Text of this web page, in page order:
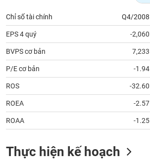
Chỉ số tài chính Q4/2008
EPS 4 quý -2,060
BVPS cơ bản 7,233
P/E cơ bản -1.94
ROS -32.60
ROEA -2.57
ROAA -1.25
Thực hiện kế hoạch